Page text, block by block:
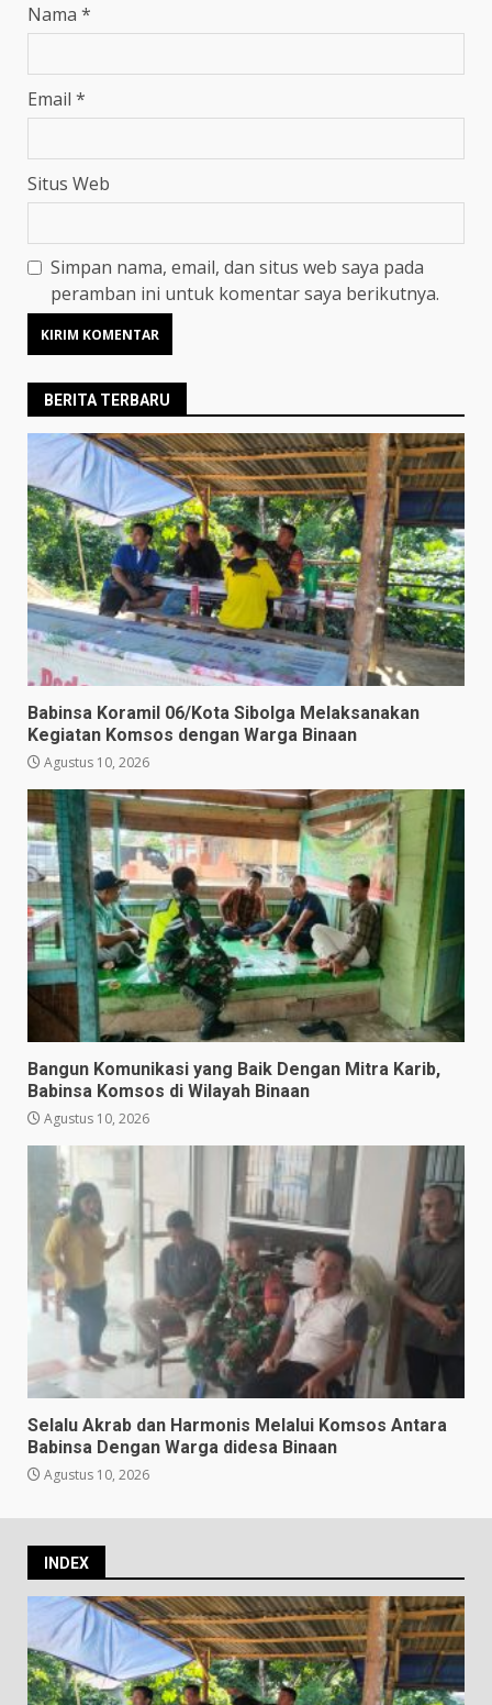
Nama *
Email *
Situs Web
Simpan nama, email, dan situs web saya pada
peramban ini untuk komentar saya berikutnya.
BERITA TERBARU
Babinsa Koramil 06/Kota Sibolga Melaksanakan
Kegiatan Komsos dengan Warga Binaan
Agustus 10, 2026
Bangun Komunikasi yang Baik Dengan Mitra Karib,
Babinsa Komsos di Wilayah Binaan
Agustus 10, 2026
Selalu Akrab dan Harmonis Melalui Komsos Antara
Babinsa Dengan Warga didesa Binaan
Agustus 10, 2026
INDEX